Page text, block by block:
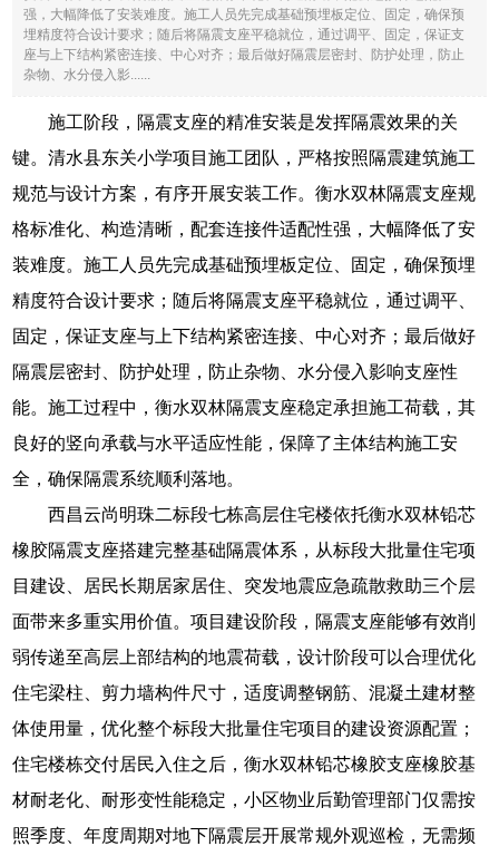
强，大幅降低了安装难度。施工人员先完成基础预埋板定位、固定，确保预
埋精度符合设计要求；随后将隔震支座平稳就位，通过调平、固定，保证支
座与上下结构紧密连接、中心对齐；最后做好隔震层密封、防护处理，防止
杂物、水分侵入影......
施工阶段，隔震支座的精准安装是发挥隔震效果的关
键。清水县东关小学项目施工团队，严格按照隔震建筑施工
规范与设计方案，有序开展安装工作。衡水双林隔震支座规
格标准化、构造清晰，配套连接件适配性强，大幅降低了安
装难度。施工人员先完成基础预埋板定位、固定，确保预埋
精度符合设计要求；随后将隔震支座平稳就位，通过调平、
固定，保证支座与上下结构紧密连接、中心对齐；最后做好
隔震层密封、防护处理，防止杂物、水分侵入影响支座性
能。施工过程中，衡水双林隔震支座稳定承担施工荷载，其
良好的竖向承载与水平适应性能，保障了主体结构施工安
全，确保隔震系统顺利落地。
西昌云尚明珠二标段七栋高层住宅楼依托衡水双林铅芯
橡胶隔震支座搭建完整基础隔震体系，从标段大批量住宅项
目建设、居民长期居家居住、突发地震应急疏散救助三个层
面带来多重实用价值。项目建设阶段，隔震支座能够有效削
弱传递至高层上部结构的地震荷载，设计阶段可以合理优化
住宅梁柱、剪力墙构件尺寸，适度调整钢筋、混凝土建材整
体使用量，优化整个标段大批量住宅项目的建设资源配置；
住宅楼栋交付居民入住之后，衡水双林铅芯橡胶支座橡胶基
材耐老化、耐形变性能稳定，小区物业后勤管理部门仅需按
照季度、年度周期对地下隔震层开展常规外观巡检，无需频